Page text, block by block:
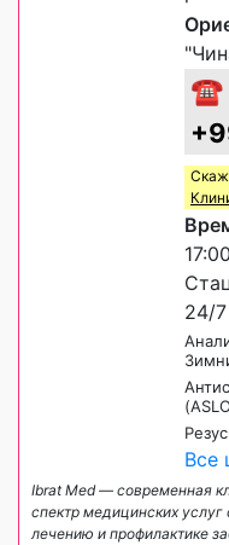
☎
24/7
Все
Ibrat Med — современная
спектр медицинских
лечению и профилактике